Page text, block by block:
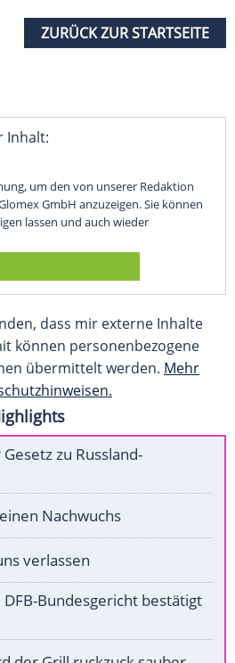
ZURÜCK ZUR STARTSEITE
Inhalt:
um den von unserer Redaktion
GmbH anzuzeigen. Sie können
lassen und auch wieder
dass mir externe Inhalte
können personenbezogene
übermittelt werden. Mehr
zu Russland-
Nachwuchs
verlassen
Bundesgericht bestätigt